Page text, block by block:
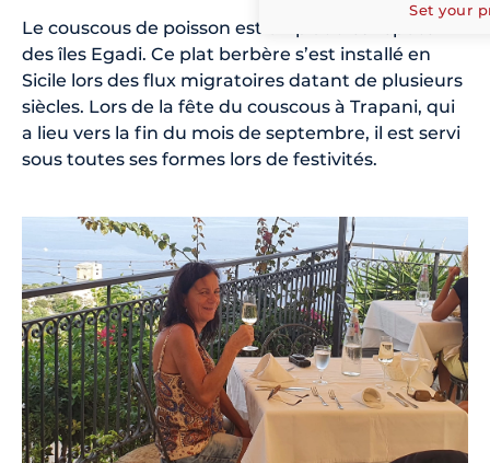
Le couscous de poisson est un plat très réputé
des îles Egadi. Ce plat berbère s’est installé en
Sicile lors des flux migratoires datant de plusieurs
siècles. Lors de la fête du couscous à Trapani, qui
a lieu vers la fin du mois de septembre, il est servi
sous toutes ses formes lors de festivités.
Set your